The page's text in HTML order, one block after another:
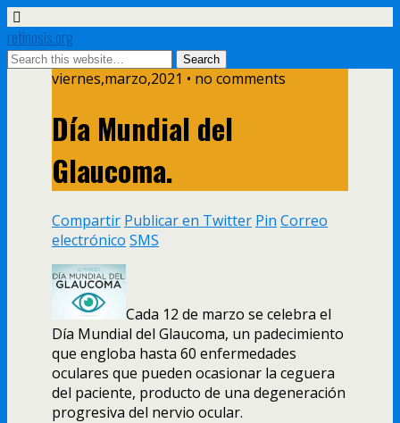
retinosis.org
viernes,marzo,2021 • no comments
Día Mundial del
Glaucoma.
Compartir Publicar en Twitter Pin Correo
electrónico SMS
Cada 12 de marzo se celebra el
Día Mundial del Glaucoma, un padecimiento
que engloba hasta 60 enfermedades
oculares que pueden ocasionar la ceguera
del paciente, producto de una degeneración
progresiva del nervio ocular.